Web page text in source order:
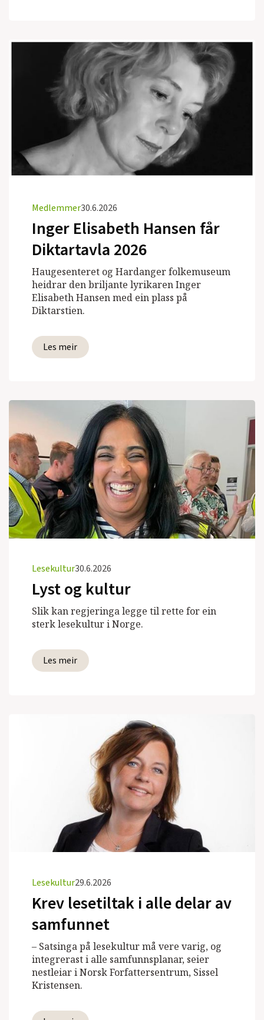
Medlemmer30.6.2026
Inger Elisabeth Hansen får
Diktartavla 2026
Haugesenteret og Hardanger folkemuseum
heidrar den briljante lyrikaren Inger
Elisabeth Hansen med ein plass på
Diktarstien.
Les meir
Lesekultur30.6.2026
Lyst og kultur
Slik kan regjeringa legge til rette for ein
sterk lesekultur i Norge.
Les meir
Lesekultur29.6.2026
Krev lesetiltak i alle delar av
samfunnet
– Satsinga på lesekultur må vere varig, og
integrerast i alle samfunnsplanar, seier
nestleiar i Norsk Forfattersentrum, Sissel
Kristensen.